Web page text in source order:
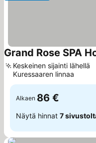
Grand Rose SPA
Keskeinen sijainti lähellä
Kuressaaren linnaa
Alkaen 86 €
Näytä hinnat 7